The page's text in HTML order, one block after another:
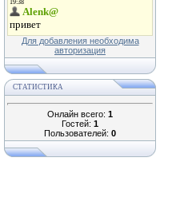
Для добавления необходима
авторизация
СТАТИСТИКА
Онлайн всего: 1
Гостей: 1
Пользователей: 0